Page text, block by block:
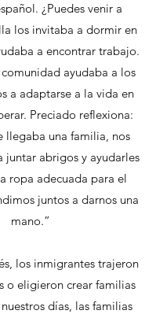
¿Puedes venir a
los invitaba a dormir en
a encontrar trabajo.
ayudaba a los
a adaptarse a la vida en
Preciado reflexiona:
llegaba una familia, nos
juntar abrigos y ayudarles
ropa adecuada para el
juntos a darnos una
mano.”
los inmigrantes trajeron
o eligieron crear familias
días, las familias